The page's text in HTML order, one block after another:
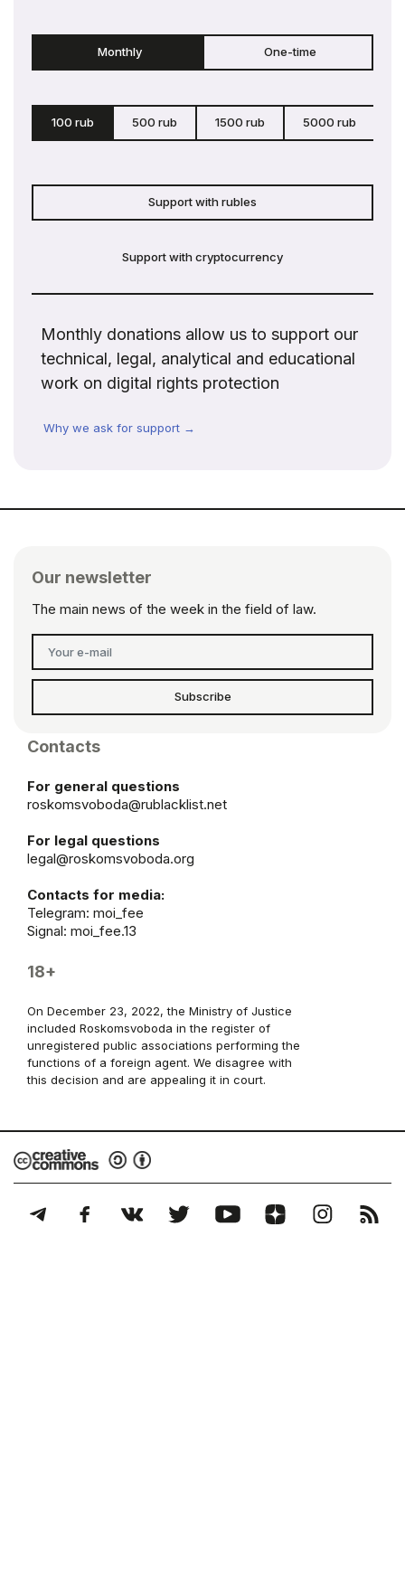
Monthly One-time
100 rub 500 rub 1500 rub 5000 rub
Support with rubles
Support with cryptocurrency
Monthly donations allow us to support our
technical, legal, analytical and educational
work on digital rights protection
Why we ask for support →
Our newsletter
The main news of the week in the field of law.
Subscribe
Contacts
For general questions
roskomsvoboda@rublacklist.net
For legal questions
legal@roskomsvoboda.org
Contacts for media:
Telegram: moi_fee
Signal: moi_fee.13
18+
On December 23, 2022, the Ministry of Justice
included Roskomsvoboda in the register of
unregistered public associations performing the
functions of a foreign agent. We disagree with
this decision and are appealing it in court.